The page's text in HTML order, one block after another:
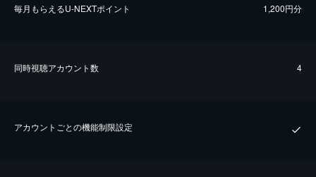
毎⽉もらえるU-NEXTポイント 1,200円分
同時視聴アカウント数 4
アカウントごとの機能制限設定